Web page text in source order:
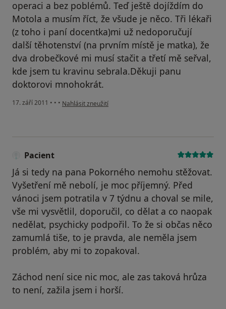
operaci a bez poblémů. Teď ještě dojíždím do
Motola a musím říct, že všude je něco. Tři lékaři
(z toho i paní docentka)mi už nedoporučují
další těhotenství (na prvním místě je matka), že
dva drobečkové mi musí stačit a třetí mě seřval,
kde jsem tu kravinu sebrala.Děkuji panu
doktorovi mnohokrát.
17. září 2011 • • • podle názoru uživatele Pacient
Nahlásit zneužití
Pacient
Já si tedy na pana Pokorného nemohu stěžovat.
Vyšetření mě nebolí, je moc příjemný. Před
vánoci jsem potratila v 7 týdnu a choval se mile,
vše mi vysvětlil, doporučil, co dělat a co naopak
nedělat, psychicky podpořil. To že si občas něco
zamumlá tiše, to je pravda, ale neměla jsem
problém, aby mi to zopakoval.
Záchod není sice nic moc, ale zas taková hrůza
to není, zažila jsem i horší.